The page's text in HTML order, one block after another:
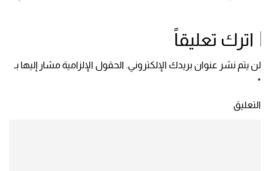
اترك تعليقاً
لن يتم نشر عنوان بريدك الإلكتروني. الحقول الإلزامية مشار إليها بـ
*
التعليق